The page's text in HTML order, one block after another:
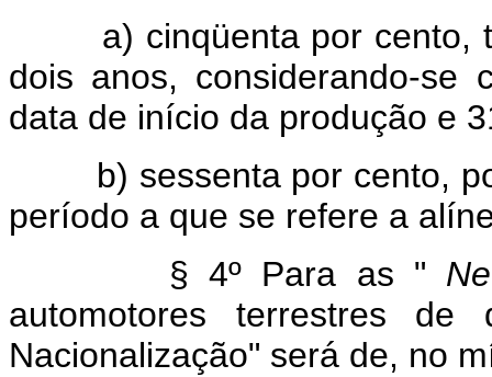
a) cinqüenta por cento,
dois anos, considerando-
data de início da produção e
b) sessenta por cento,
período a que se refere a
§ 4º Para as "
automotores terrestres
Nacionalização" será de, no